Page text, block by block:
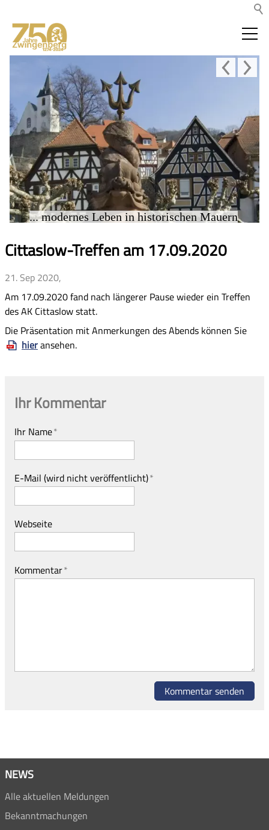
... modernes Leben in historischen Mauern
Cittaslow-Treffen am 17.09.2020
21. Sep 2020,
Am 17.09.2020 fand nach längerer Pause wieder ein Treffen
des AK Cittaslow statt.
Die Präsentation mit Anmerkungen des Abends können Sie
hieransehen.
Ihr Kommentar
Ihr Name*
E-Mail (wird nicht veröffentlicht)*
Webseite
Kommentar*
Kommentar senden
NEWS
Alle aktuellen Meldungen
Bekanntmachungen